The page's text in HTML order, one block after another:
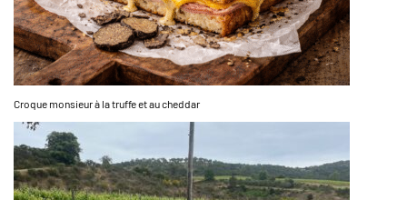
Croque monsieur à la truffe et au cheddar